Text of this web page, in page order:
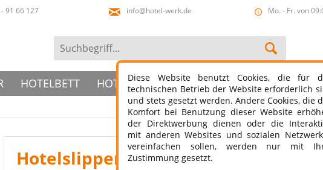
91 66 127 info@hotel-werk.de Mo. - Fr. von
HOTELBETT HOTELBAD HOTELSLIPPER
Hotelslipper Mailand
Diese Website benutzt Cookies, die für
technischen Betrieb der Website erforderlich
und stets gesetzt werden. Andere Cookies, die
Komfort bei Benutzung dieser Website
der Direktwerbung dienen oder die
mit anderen Websites und sozialen
vereinfachen sollen, werden nur mit
Zustimmung gesetzt.